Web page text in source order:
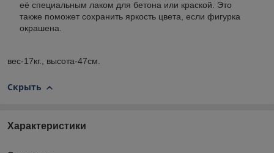
её специальным лаком для бетона или краской. Это
также поможет сохранить яркость цвета, если фигурка
окрашена.
вес-17кг., высота-47см.
Скрыть
Характеристики